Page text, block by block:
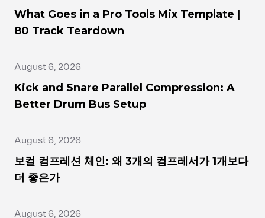
What Goes in a Pro Tools Mix Template |
80 Track Teardown
August 6, 2026
Kick and Snare Parallel Compression: A
Better Drum Bus Setup
August 6, 2026
보컬 컴프레션 체인: 왜 3개의 컴프레서가 1개보다
더 좋은가
August 6, 2026